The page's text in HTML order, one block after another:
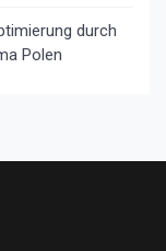
durch
Polen